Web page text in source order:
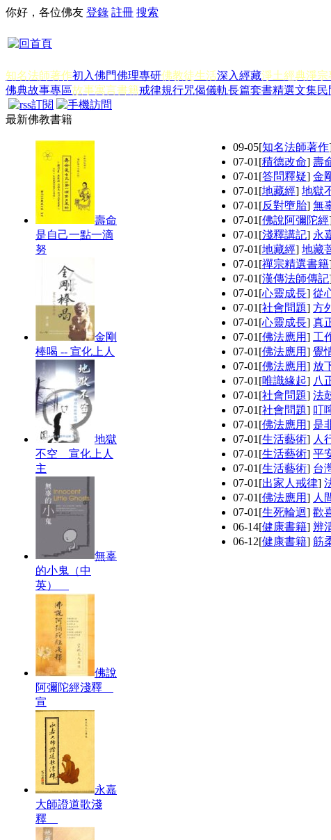
你好，各位佛友 登錄 註冊 搜索
知名法師著作初入佛門佛理專研佛教徒生活深入經藏淨土經典淨宗
佛典故事專區故事寓言書籍戒律規行咒偈儀軌長篇套書精選文集
最新佛教書籍
壽命
是自己一點一滴
努
金剛
棒喝 -- 宣化上人
地獄
不空 宣化上人
主
無辜
的小鬼（中
英）
佛說
阿彌陀經淺釋
宣
永嘉
大師證道歌淺
釋
09-05[知名法師著作
07-01 [積德改命] 壽
07-01 [答問釋疑] 金
07-01 [地藏經] 地獄
07-01 [反對墮胎] 無
07-01 [佛說阿彌陀經
07-01 [淺釋講記] 永
07-01 [地藏經] 地藏
07-01 [禪宗精選書籍
07-01 [漢傳法師傳記
07-01 [心靈成長] 從
07-01 [社會問題] 方
07-01 [心靈成長] 真
07-01 [佛法應用] 工
07-01 [佛法應用] 覺
07-01 [佛法應用] 放
07-01 [唯識緣起] 八
07-01 [社會問題] 法
07-01 [社會問題] 叮
07-01 [佛法應用] 是
07-01 [生活藝術] 人
07-01 [生活藝術] 平
07-01 [生活藝術] 台
07-01 [出家人戒律]
07-01 [佛法應用] 人
07-01 [生死輪迴] 歡
06-14[健康書籍] 辨
06-12[健康書籍] 筋